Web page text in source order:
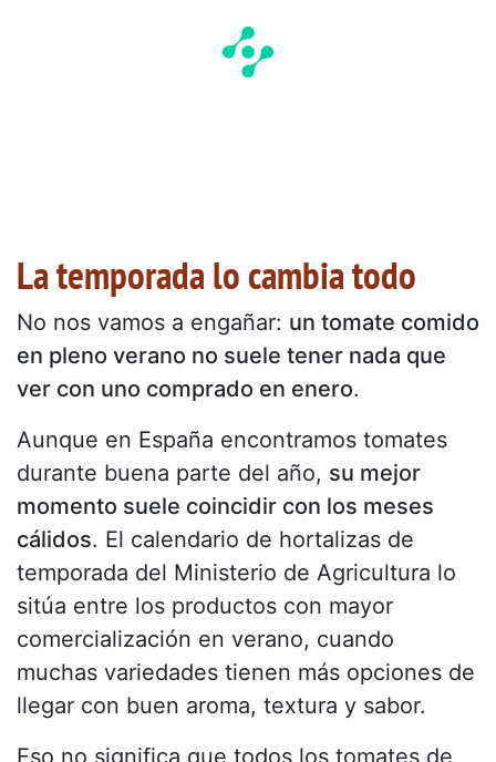
La temporada lo cambia todo
No nos vamos a engañar: un tomate comido
en pleno verano no suele tener nada que
ver con uno comprado en enero.
Aunque en España encontramos tomates
durante buena parte del año, su mejor
momento suele coincidir con los meses
cálidos. El calendario de hortalizas de
temporada del Ministerio de Agricultura lo
sitúa entre los productos con mayor
comercialización en verano, cuando
muchas variedades tienen más opciones de
llegar con buen aroma, textura y sabor.
Eso no significa que todos los tomates de